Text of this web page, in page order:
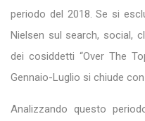
periodo del 2018. Se si
Nielsen sul search, social,
dei cosiddetti “Over The
Gennaio-Luglio si chiude
Analizzando questo